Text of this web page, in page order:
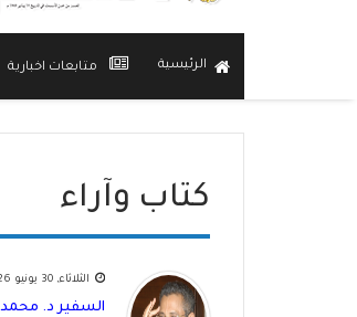
الرئيسية متابعات اخبارية
كتاب وآراء
الثلاثاء, 30 يونيو 2026
السفير د.